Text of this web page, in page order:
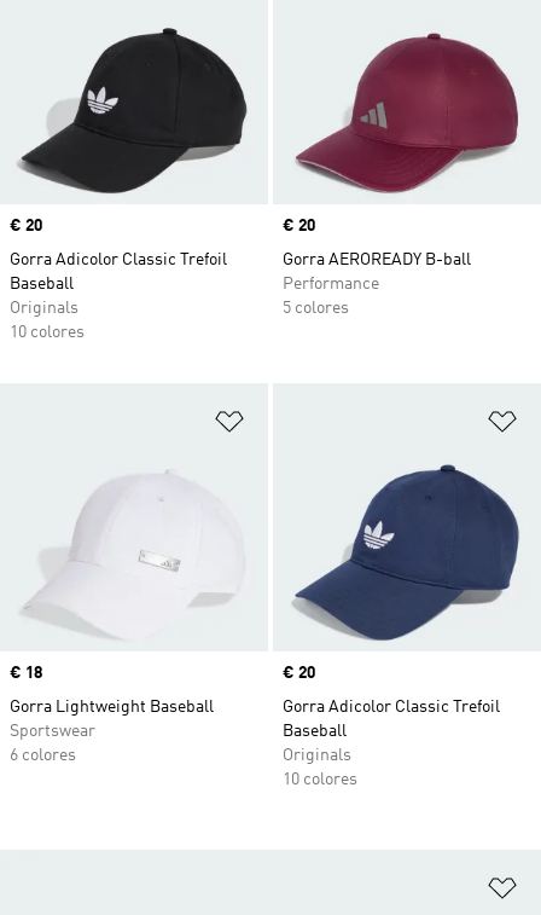
Precio
€ 20
Gorra Adicolor Classic Trefoil
Baseball
Originals
10 colores
Precio
€ 20
Gorra AEROREADY B-ball
Performance
5 colores
Precio
€ 18
Gorra Lightweight Baseball
Sportswear
6 colores
Precio
€ 20
Gorra Adicolor Classic Trefoil
Baseball
Originals
10 colores